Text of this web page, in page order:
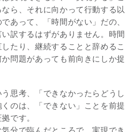
ら、それに向かって行動する以
あって、「時間がない」だの、
い訳するはずがありません。時間
たり、継続することと辞めるこ
問題があっても前向きにしか捉
う思考、「できなかったらどうし
のは、「できない」ことを前提
です。